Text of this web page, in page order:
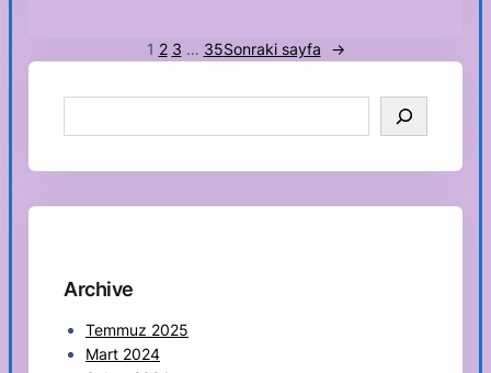
1 2 3 … 35Sonraki sayfa →
e
c
Archive
Temmuz 2025
Mart 2024